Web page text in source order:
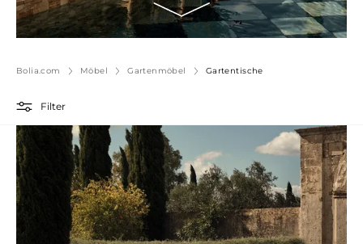
Bolia.com Möbel Gartenmöbel Gartentische
Filter